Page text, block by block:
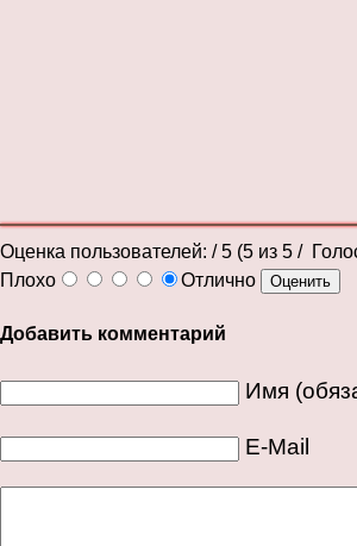
Оценка пользователей: / 5 (5 из 5 /
Плохо
Отлично
Добавить комментарий
Имя
E-Mail